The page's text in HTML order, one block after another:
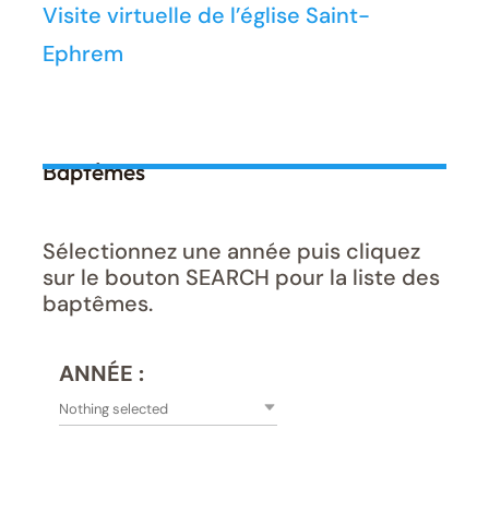
Visite virtuelle de l’église Saint-
Ephrem
Baptêmes
Sélectionnez une année puis cliquez
sur le bouton SEARCH pour la liste des
baptêmes.
ANNÉE :
Nothing selected